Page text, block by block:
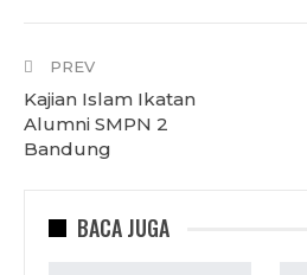
PREV
Kajian Islam Ikatan
Alumni SMPN 2
Bandung
BACA JUGA